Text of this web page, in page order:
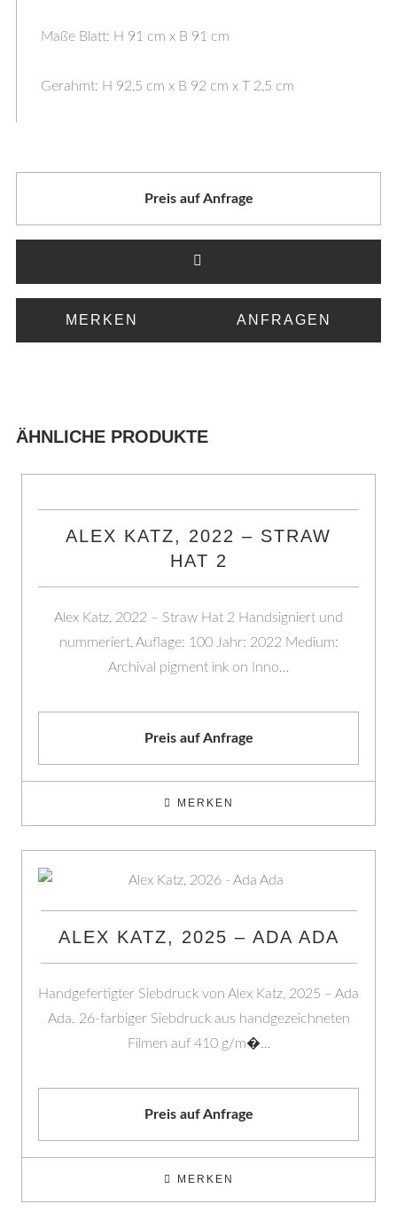
Maße Blatt: H 91 cm x B 91 cm
Gerahmt: H 92,5 cm x B 92 cm x T 2,5 cm
Preis auf Anfrage
MERKEN ANFRAGEN
ÄHNLICHE PRODUKTE
ALEX KATZ, 2022 – STRAW
HAT 2
Alex Katz, 2022 – Straw Hat 2 Handsigniert und
nummeriert, Auflage: 100 Jahr: 2022 Medium:
Archival pigment ink on Inno…
Preis auf Anfrage
MERKEN
ALEX KATZ, 2025 – ADA ADA
Handgefertigter Siebdruck von Alex Katz, 2025 – Ada
Ada. 26-farbiger Siebdruck aus handgezeichneten
Filmen auf 410 g/m�…
Preis auf Anfrage
MERKEN